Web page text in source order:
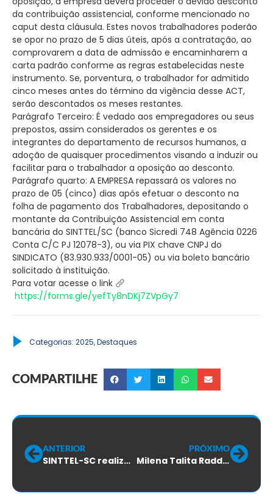
da contribuição assistencial, conforme mencionado no
caput desta cláusula. Estes novos trabalhadores poderão
se opor no prazo de 5 dias úteis, após a contratação, ao
comprovarem a data de admissão e encaminharem a
carta padrão conforme as regras estabelecidas neste
instrumento. Se, porventura, o trabalhador for admitido
cinco meses antes do término da vigência desse ACT,
serão descontados os meses restantes.
Parágrafo Terceiro: É vedado aos empregadores ou seus
prepostos, assim considerados os gerentes e os
integrantes do departamento de recursos humanos, a
adoção de quaisquer procedimentos visando a induzir ou
facilitar para o trabalhador a oposição ao desconto.
Parágrafo quarto: A EMPRESA repassará os valores no
prazo de 05 (cinco) dias após efetuar o desconto na
folha de pagamento dos Trabalhadores, depositando o
montante da Contribuição Assistencial em conta
bancária do SINTTEL/SC (banco Sicredi 748 Agência 0226
Conta C/C PJ 12078-3), ou via PIX chave CNPJ do
SINDICATO (83.930.933/0001-05) ou via boleto bancário
solicitado à instituição.
Para votar acesse o link
https://forms.gle/yefTy8nDKj7ZVpGy7
Categorias: 2025,Destaques
COMPARTILHE
ANTERIOR
SINTTEL-SC realiza Assembleia Geral Ordinária de prestação de contas e previsão orçamentária
PRÓXIMO
Milena Talita Raddatz é a nova delegada sindical do SINTTEL-SC